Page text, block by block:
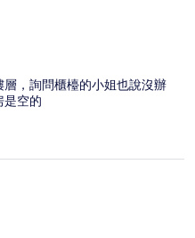
，詢問櫃檯的小姐也說沒辦
是空的